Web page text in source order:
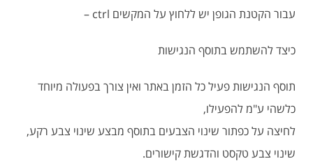
עבור הקטנת הגופן יש ללחוץ על המקשים ctrl –
כיצד להשתמש בתוסף הנגישות
תוסף הנגישות פעיל כל הזמן באתר ואין צורך בפעולה מיוחד
כלשהי ע"מ להפעילו,
לחיצה על כפתור שינוי הצבעים בתוסף מבצע שינוי צבע רקע,
שינוי צבע טקסט והדגשת קישורים.